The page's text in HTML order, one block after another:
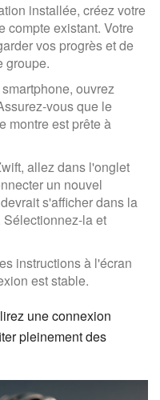
installée, créez votre
compte existant. Votre
vos progrès et de
groupe.
ouvrez
vous que le
montre est prête à
allez dans l'onglet
un nouvel
s'afficher dans la
la et
instructions à l'écran
est stable.
une connexion
pleinement des